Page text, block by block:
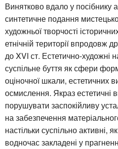
Винятково вдало у посібнику
синтетичне подання
художньої творчості
етнічній території впродовж
до XVI ст. Естетично-художні
суспільне буття як сфери
оціночної шкали, естетичних
осмислення. Якраз естетичні
порушувати заспокійливу
на забезпечення
настільки суспільно активні,
водночас закладені у